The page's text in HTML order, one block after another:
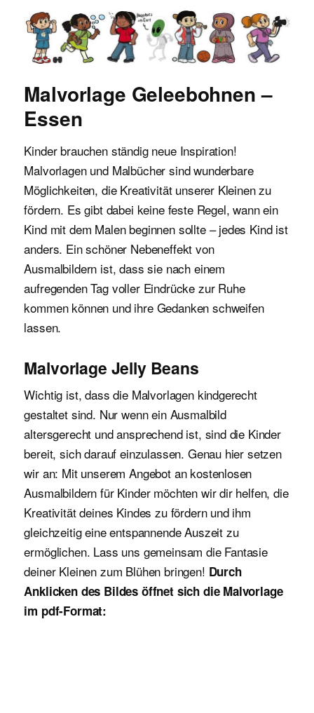
Malvorlagen für Kinder
Malvorlage Geleebohnen –
Essen
Kinder brauchen ständig neue Inspiration!
Malvorlagen und Malbücher sind wunderbare
Möglichkeiten, die Kreativität unserer Kleinen zu
fördern. Es gibt dabei keine feste Regel, wann ein
Kind mit dem Malen beginnen sollte – jedes Kind ist
anders. Ein schöner Nebeneffekt von
Ausmalbildern ist, dass sie nach einem
aufregenden Tag voller Eindrücke zur Ruhe
kommen können und ihre Gedanken schweifen
lassen.
Malvorlage Jelly Beans
Wichtig ist, dass die Malvorlagen kindgerecht
gestaltet sind. Nur wenn ein Ausmalbild
altersgerecht und ansprechend ist, sind die Kinder
bereit, sich darauf einzulassen. Genau hier setzen
wir an: Mit unserem Angebot an kostenlosen
Ausmalbildern für Kinder möchten wir dir helfen, die
Kreativität deines Kindes zu fördern und ihm
gleichzeitig eine entspannende Auszeit zu
ermöglichen. Lass uns gemeinsam die Fantasie
deiner Kleinen zum Blühen bringen! Durch
Anklicken des Bildes öffnet sich die Malvorlage
im pdf-Format: